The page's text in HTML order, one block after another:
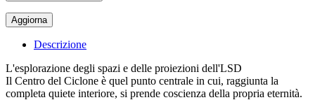
Descrizione
L'esplorazione degli spazi e delle proiezioni dell'LSD
Il Centro del Ciclone è quel punto centrale in cui, raggiunta la
completa quiete interiore, si prende coscienza della propria eternità.